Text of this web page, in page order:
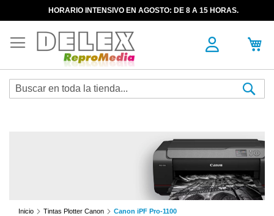
HORARIO INTENSIVO EN AGOSTO: DE 8 A 15 HORAS.
Inicio Tintas Plotter Canon Canon iPF Pro-1100